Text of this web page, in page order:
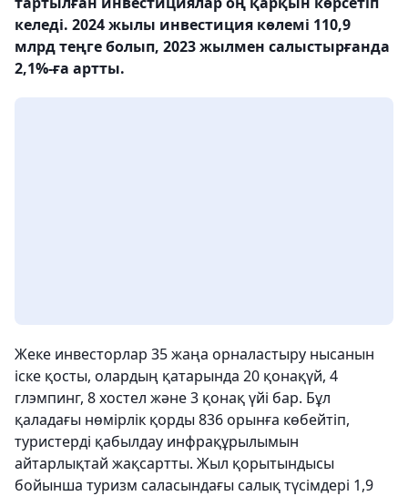
келеді. 2024 жылы инвестиция көлемі 110,9
млрд теңге болып, 2023 жылмен салыстырғанда
2,1%-ға артты.
Жеке инвесторлар 35 жаңа орналастыру нысанын
іске қосты, олардың қатарында 20 қонақүй, 4
глэмпинг, 8 хостел және 3 қонақ үйі бар. Бұл
қаладағы нөмірлік қорды 836 орынға көбейтіп,
туристерді қабылдау инфрақұрылымын
айтарлықтай жақсартты. Жыл қорытындысы
бойынша туризм саласындағы салық түсімдері 1,9